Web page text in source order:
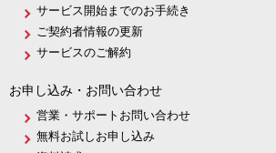
サービス開始までのお手続き
ご契約者情報の更新
サービスのご解約
お申し込み・お問い合わせ
営業・サポートお問い合わせ
無料お試しお申し込み